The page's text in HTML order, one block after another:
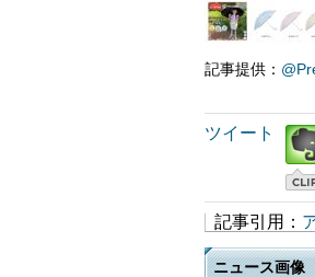
記事提供：
ツイート
記事引用：
ニュース画像